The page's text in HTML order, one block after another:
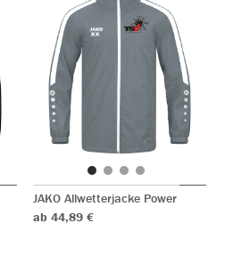
JAKO Allwetterjacke Power
ab 44,89 €